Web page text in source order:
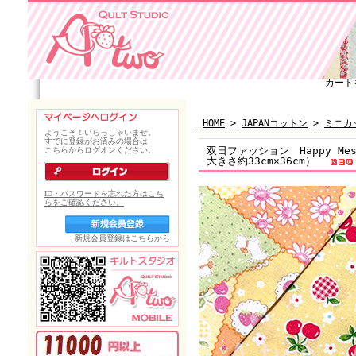
カート
HOME > JAPANコットン > ミニ
双日ファッション Happy
大きさ約33cm×36cm）